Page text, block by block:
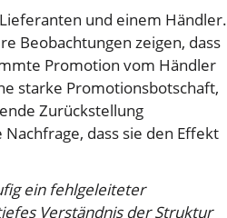
und einem Händler.
Beobachtungen zeigen, dass
Promotion vom Händler
starke Promotionsbotschaft,
Zurückstellung
dass sie den Effekt
ein fehlgeleiteter
Verständnis der Struktur